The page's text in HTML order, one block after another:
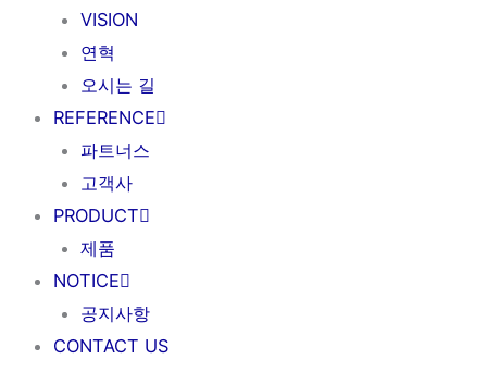
VISION
연혁
오시는 길
REFERENCE
파트너스
고객사
PRODUCT
제품
NOTICE
공지사항
CONTACT US